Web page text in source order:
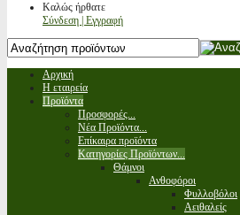
Καλώς ήρθατε
Σύνδεση | Εγγραφή
Αρχική
Η εταιρεία
Προϊόντα
Προσφορές...
Νέα Προϊόντα...
Επίκαιρα προϊόντα
Κατηγορίες Προϊόντων...
Θάμνοι
Ανθοφόροι
Φυλλοβόλοι
Αειθαλείς